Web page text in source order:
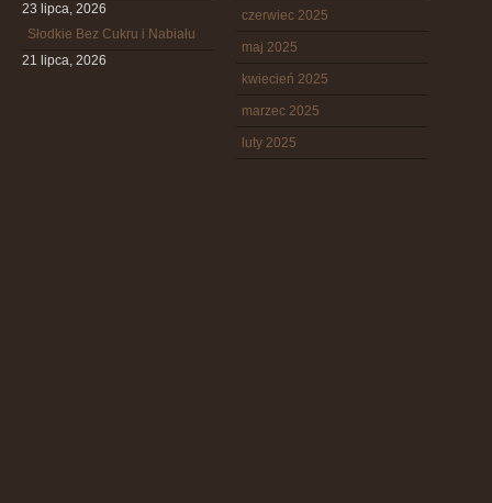
23 lipca, 2026
Słodkie Bez Cukru i Nabiału
21 lipca, 2026
czerwiec 2025
maj 2025
kwiecień 2025
marzec 2025
luty 2025